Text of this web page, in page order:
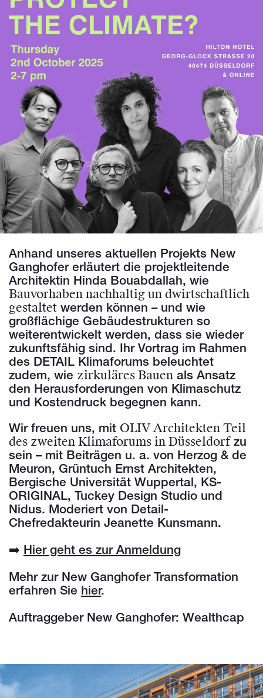
Anhand unseres aktuellen Projekts New
Ganghofer erläutert die projektleitende
Architektin Hinda Bouabdallah, wie
Bauvorhaben nachhaltig un dwirtschaftlich
gestaltet werden können – und wie
großflächige Gebäudestrukturen so
weiterentwickelt werden, dass sie wieder
zukunftsfähig sind. Ihr Vortrag im Rahmen
des DETAIL Klimaforums beleuchtet
zudem, wie zirkuläres Bauen als Ansatz
den Herausforderungen von Klimaschutz
und Kostendruck begegnen kann.
Wir freuen uns, mit OLIV Architekten Teil
des zweiten Klimaforums in Düsseldorf zu
sein – mit Beiträgen u. a. von Herzog & de
Meuron, Grüntuch Ernst Architekten,
Bergische Universität Wuppertal, KS-
ORIGINAL, Tuckey Design Studio und
Nidus. Moderiert von Detail-
Chefredakteurin Jeanette Kunsmann.
➡️ Hier geht es zur Anmeldung
Mehr zur New Ganghofer Transformation
erfahren Sie hier.
Auftraggeber New Ganghofer: Wealthcap